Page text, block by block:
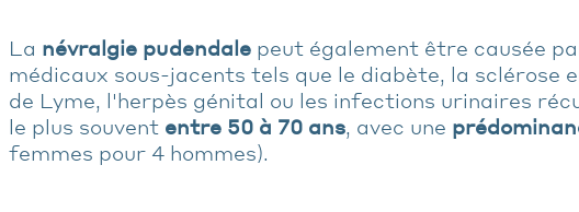
La névralgie pudendale peut également être causée
médicaux sous-jacents tels que le diabète, la sclérose
de Lyme, l'herpès génital ou les infections urinaires
le plus souvent entre 50 à 70 ans, avec une
femmes pour 4 hommes).